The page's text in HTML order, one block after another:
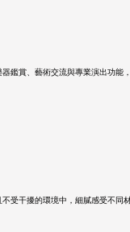
鑑賞、藝術交流與專業演出功能
受干擾的環境中，細膩感受不